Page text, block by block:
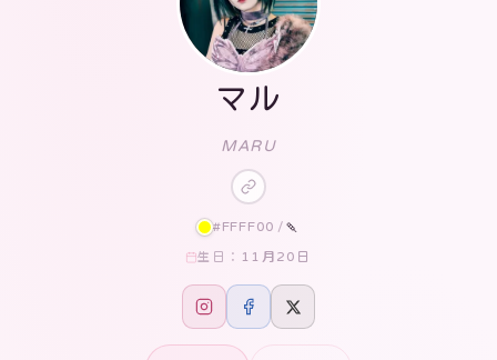
マル
MARU
#FFFF00 / 🍡
生日： 11月20日